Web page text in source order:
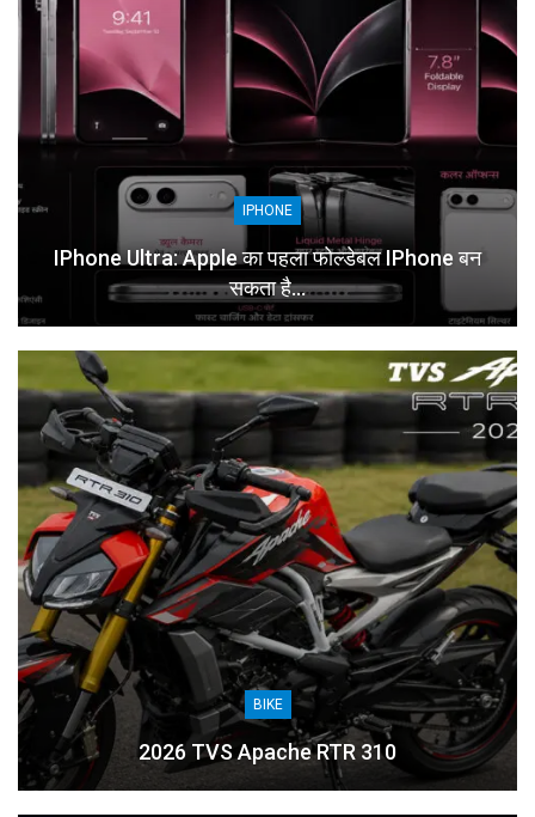
IPHONE
IPhone Ultra: Apple का पहला फोल्डेबल IPhone बन
सकता है…
BIKE
2026 TVS Apache RTR 310